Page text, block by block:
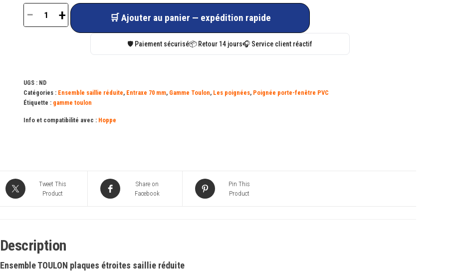
quantité
étroites
saillie
réduite
92
− + 🛒 Ajouter au panier — expédition rapide
🛡️ Paiement sécurisé📦 Retour 14 jours🎧 Service client réactif
UGS : ND
Catégories : Ensemble saillie réduite, Entraxe 70 mm, Gamme Toulon, Les poignées, Poignée porte-fenêtre PVC
Étiquette : gamme toulon
Info et compatibilité avec : Hoppe
Tweet This
Product
Share on
Facebook
Pin This
Product
Description
Ensemble TOULON plaques étroites saillie réduite